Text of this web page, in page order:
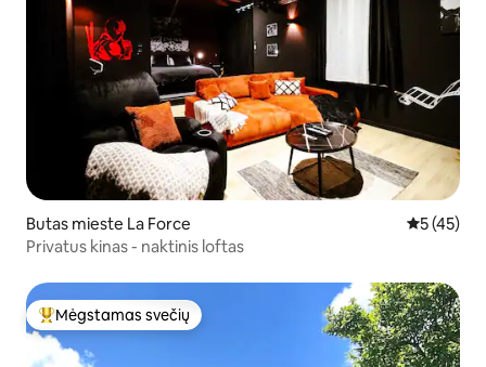
Butas mieste La Force Vidutinis
5 (45)
Privatus kinas - naktinis loftas
Svečių mėgstamiausias
Mėgstamas svečių